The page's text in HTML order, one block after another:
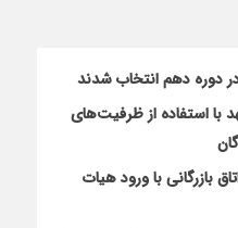
دوره دهم انتخاب شدند
با استفاده از ظرفیت‌های
بازرگانی با ورود هیات